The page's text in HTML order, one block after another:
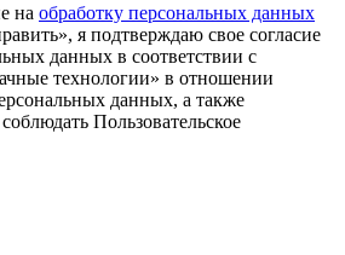
на обработку персональных данных
я подтверждаю свое согласие
данных в соответствии с
технологии» в отношении
данных, а также
Пользовательское